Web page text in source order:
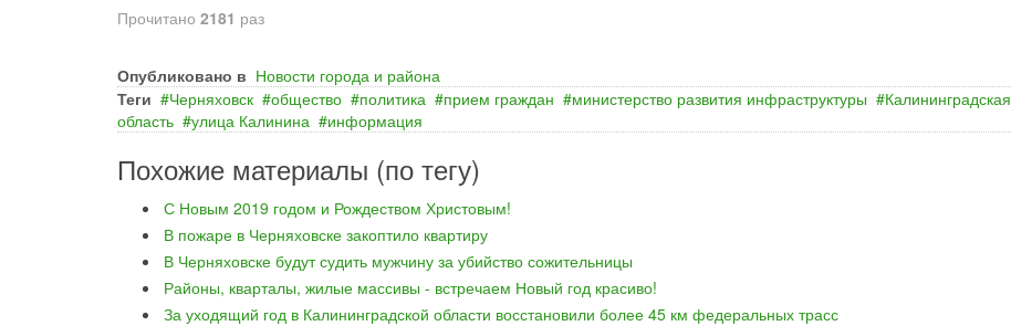
Прочитано 2181 раз
Опубликовано в Новости города и района
Теги
Черняховск общество политика прием граждан министерство развития инфраструктуры
Калининградская
область
улица Калинина информация
Похожие материалы (по тегу)
С Новым 2019 годом и Рождеством Христовым!
В пожаре в Черняховске закоптило квартиру
В Черняховске будут судить мужчину за убийство сожительницы
Районы, кварталы, жилые массивы - встречаем Новый год красиво!
За уходящий год в Калининградской области восстановили более 45 км федеральных трасс